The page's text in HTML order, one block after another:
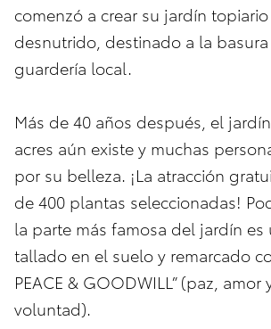
comenzó a crear su jardín
desnutrido, destinado a la
guardería local.
Más de 40 años después, el
acres aún existe y muchas
por su belleza. ¡La atracción
de 400 plantas seleccionadas!
la parte más famosa del jardín es
tallado en el suelo y remarcado
PEACE & GOODWILL” (paz, amor
voluntad).